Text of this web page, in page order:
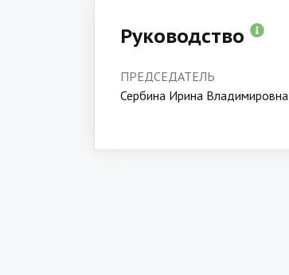
Руководство
ПРЕДСЕДАТЕЛЬ
Сербина Ирина Владимировна